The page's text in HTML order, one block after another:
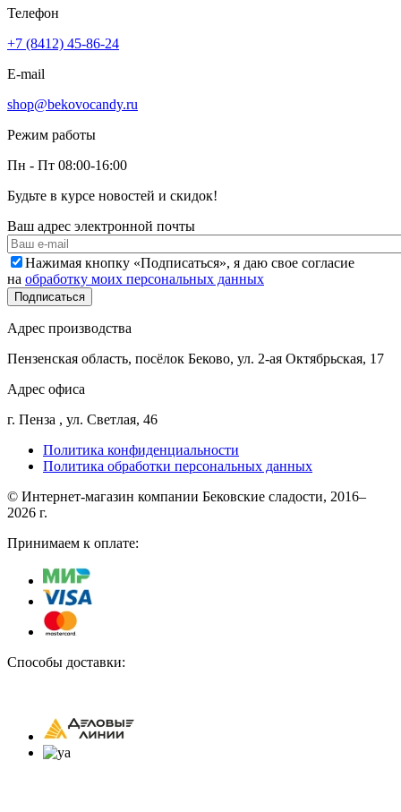
Телефон
+7 (8412) 45-86-24
E-mail
shop@bekovocandy.ru
Режим работы
Пн - Пт 08:00-16:00
Будьте в курсе новостей и скидок!
Ваш адрес электронной почты
Нажимая кнопку «Подписаться», я даю свое согласие
на обработку моих персональных данных
Адрес производства
Пензенская область, посёлок Беково, ул. 2-ая Октябрьская, 17
Адрес офиса
г. Пенза , ул. Светлая, 46
Политика конфиденциальности
Политика обработки персональных данных
© Интернет-магазин компании Бековские сладости, 2016–
2026 г.
Принимаем к оплате:
Способы доставки: